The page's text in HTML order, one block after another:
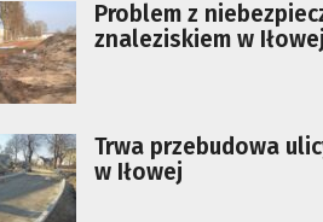
Problem z
znaleziskiem w Iłowej
Trwa przebudowa
w Iłowej